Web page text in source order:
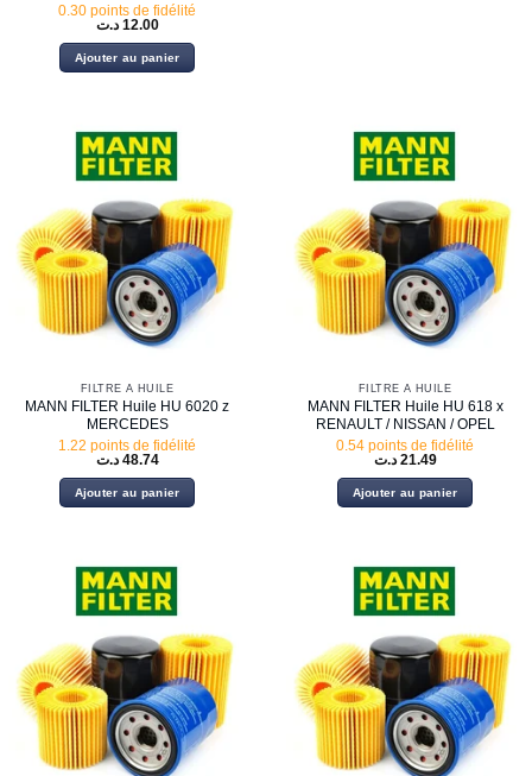
0.30 points de fidélité
12.00 د.ت
Ajouter au panier
FILTRE À HUILE
MANN FILTER Huile HU 6020 z
MERCEDES
1.22 points de fidélité
48.74 د.ت
Ajouter au panier
FILTRE À HUILE
MANN FILTER Huile HU 618 x
RENAULT / NISSAN / OPEL
0.54 points de fidélité
21.49 د.ت
Ajouter au panier